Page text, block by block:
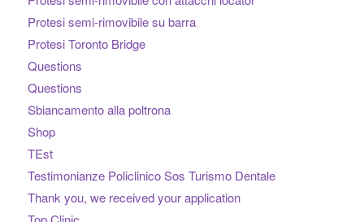
Protesi semi-rimovibile su barra
Protesi Toronto Bridge
Questions
Questions
Sbiancamento alla poltrona
Shop
TEst
Testimonianze Policlinico Sos Turismo Dentale
Thank you, we received your application